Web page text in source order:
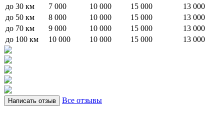
до 30 км
7 000 10 000 15 000
13 000
до 50 км
8 000 10 000 15 000
13 000
до 70 км
9 000 10 000 15 000
13 000
до 100 км
10 000 10 000 15 000 13 000
Написать отзыв Все отзывы